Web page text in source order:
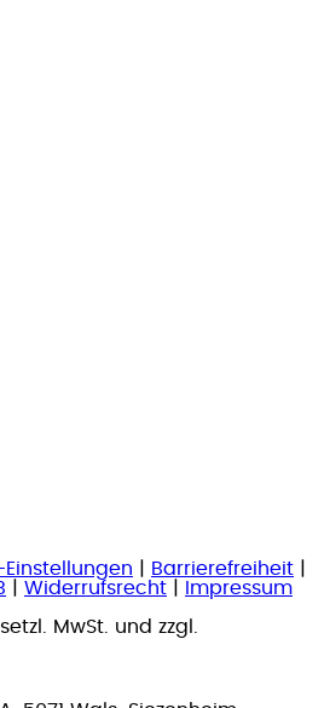
Barrierefreiheit
Widerrufsrecht
Impressum
MwSt. und zzgl.